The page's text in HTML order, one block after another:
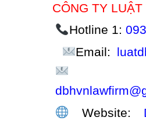
CÔNG TY
Hotline 1:
Email:
Website: